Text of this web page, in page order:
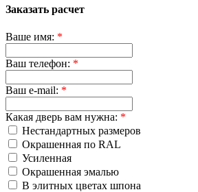
Заказать расчет
Ваше имя: *
Ваш телефон: *
Ваш e-mail: *
Какая дверь вам нужна: *
Нестандартных размеров
Окрашенная по RAL
Усиленная
Окрашенная эмалью
В элитных цветах шпона